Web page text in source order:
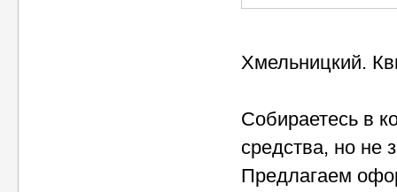
Хмельницкий.
Собираетесь в
средства, но не
Предлагаем